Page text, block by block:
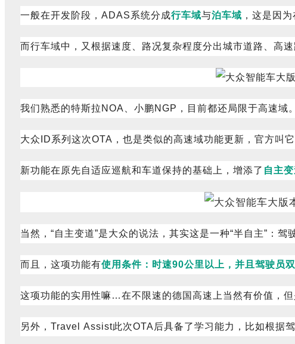
一般在开发阶段，ADAS系统分成行车域与泊车域 ，这是因
而行车域中，又根据速度、路况复杂程度分出城市道路、高速
我们熟悉的特斯拉NOA、小鹏NGP，目前都还局限于高速域。
大众ID系列这次OTA，也是类似的高速域功能更新，官方叫它
新功能在原先自适应巡航和车道保持的基础上，增添了 自主
当然，“自主变道”是大众的说法，其实这是一种“半自主”：
而且，这项功能有使用条件：时速90公里以上，并且驾驶员
这项功能的实用性嘛…在不限速的德国高速上当然有价值，
另外，Travel Assist此次OTA后具备了学习能力，比如根据